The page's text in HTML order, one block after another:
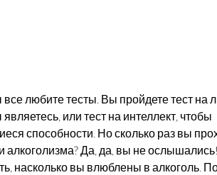
любите тесты. Вы пройдете тест на
или тест на интеллект, чтобы
способности. Но сколько раз вы
алкоголизма? Да, да, вы не
насколько вы влюблены в алкоголь.